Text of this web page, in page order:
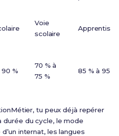
Voie
scolaire
90 %
70 % à
75 %
85 % à 95 %
tu peux déjà repérer
du cycle, le mode
internat, les langues